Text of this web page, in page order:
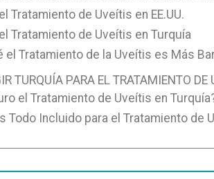
Tratamiento de Uveítis en EE.UU.
Tratamiento de Uveítis en Turquía
el Tratamiento de la Uveítis es Más
TURQUÍA PARA EL TRATAMIENTO DE
el Tratamiento de Uveítis en
Todo Incluido para el Tratamiento de